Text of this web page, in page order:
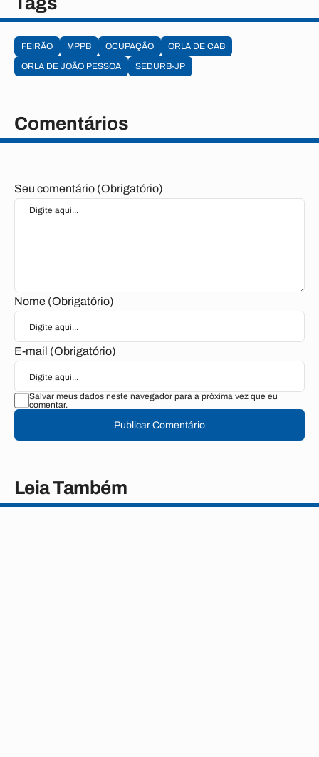
FEIRÃO MPPB OCUPAÇÃO
ORLA DE CAB
ORLA DE JOÃO PESSOA
SEDURB-JP
Comentários
Seu comentário (Obrigatório)
Nome (Obrigatório)
E-mail (Obrigatório)
Salvar meus dados neste navegador para a próxima vez que eu
comentar.
Publicar Comentário
Leia Também